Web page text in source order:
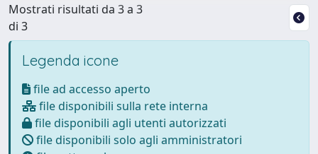
Mostrati risultati da 3 a 3
di 3
Legenda icone
file ad accesso aperto
file disponibili sulla rete interna
file disponibili agli utenti autorizzati
file disponibili solo agli amministratori